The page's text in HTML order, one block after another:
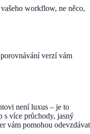
workflow, ne něco,
verzí vám
není luxus – je to
s více průchody, jasný
vám pomohou odevzdávat